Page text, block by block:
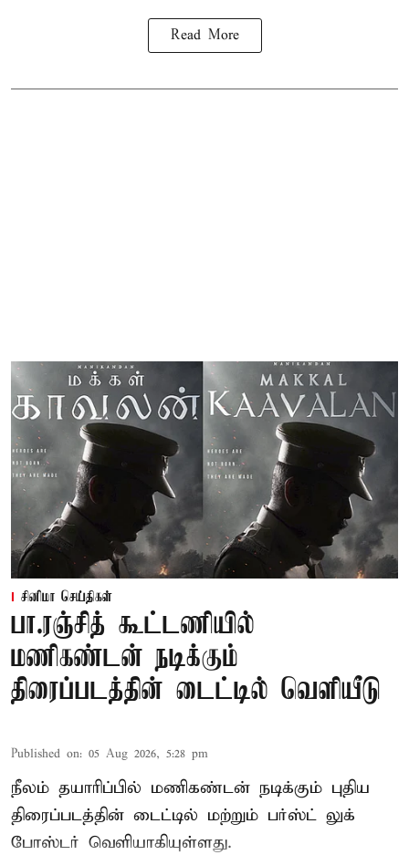
Read More
சினிமா செய்திகள்
பா.ரஞ்சித் கூட்டணியில்
மணிகண்டன் நடிக்கும்
திரைப்படத்தின் டைட்டில் வெளியீடு
Published on: 05 Aug 2026, 5:28 pm
நீலம் தயாரிப்பில் மணிகண்டன் நடிக்கும் புதிய
திரைப்படத்தின் டைட்டில் மற்றும் பர்ஸ்ட் லுக்
போஸ்டர் வெளியாகியுள்ளது.